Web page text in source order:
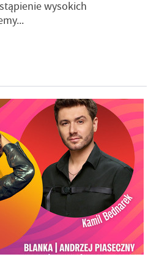
wysokich